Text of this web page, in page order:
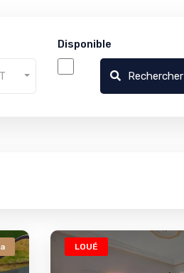
Disponible
Rechercher
LOUÉ